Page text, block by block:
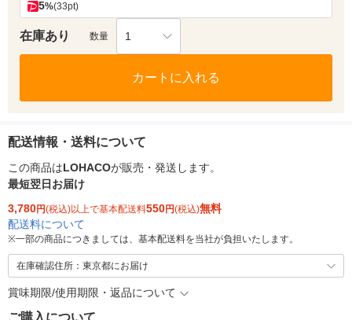
5%(33pt)
在庫あり 数量 1
カートに入れる
配送情報・送料について
この商品はLOHACOが販売・発送します。
最短翌日お届け
3,780円(税込)以上で基本配送料550円(税込)無料
配送料について
※一部の商品につきましては、基本配送料を当社が負担いたします。
在庫確認住所：東京都にお届け
賞味期限/使用期限・返品について